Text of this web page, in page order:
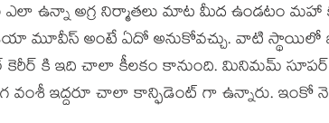
ఉన్నా అగ్ర నిర్మాతలు మాట మీద ఉండటం మహా
మూవీస్ అంటే ఏదో అనుకోవచ్చు. వాటి స్థాయిలో
కెరీర్ కి ఇది చాలా కీలకం కానుంది. మినిమమ్
వంశీ ఇద్దరూ చాలా కాన్ఫిడెంట్ గా ఉన్నారు. ఇంకో